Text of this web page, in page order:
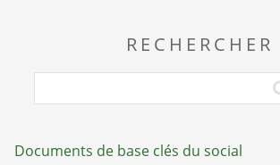
RECHERCHER
Documents de base clés du social